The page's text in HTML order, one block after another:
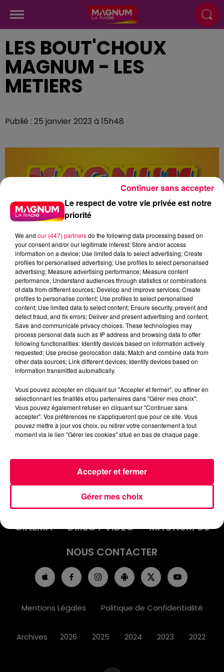
LES BOUT'CHOUX
MAGNUM - LES
METIERS
Publié : 25 janvier 2023 à 15h48
podcasts/2023/01/Les-BoutChoux-Metiers.mp3
INFOS
EMISSIONS
JEUX
PODCASTS
CINÉMA
DIRECT VIDÉO
MAGNUM 80
NOUS CONTACTER
Mentions Légales Politique de Confidentialité
Archives 2026 2025 2024 2023 2022
Le respect de votre vie privée est notre
priorité
We and our (447) partnersdo the following data processing based on
your consent and/or our legitimate interest: Store and/or access
information on a device; Use limited data to select advertising; Create
profiles for personalised advertising; Use profiles to select personalised
advertising; Measure advertising performance; Measure content
performance; Understand audiences through statistics or combinations
of data from different sources; Develop and improve services; Create
profiles to personalise content; Use profiles to select personalised
content; Use limited data to select content; Ensure security, prevent and
detect fraud, and fix errors; Deliver and present advertising and content;
Save and communicate privacy choices. These technologies may
process personal data such as IP address and browsing data to offer
following functionalities: Identify devices based on information actively
requested; Use precise geolocation data; Match and combine data from
other data sources; Link different devices; Identify devices based on
information transmitted automatically.
Vous pouvez accepter en cliquant sur "Accepter et fermer", ou affiner en
sélectionnant les finalités et/ou partenaires dans "Gérer mes choix".
Vous pouvez également refuser en cliquant sur "Continuer sans
accepter". Vos préférences ne s'appliqueront que pour ce site. Vous
pouvez mettre à jour vos choix, ou retirer votre consentement à tout
moment via le lien "Gérer les cookies" situé en bas de chaque page.
Gérer mes choix
Accepter et fermer
Continuer sans accepter